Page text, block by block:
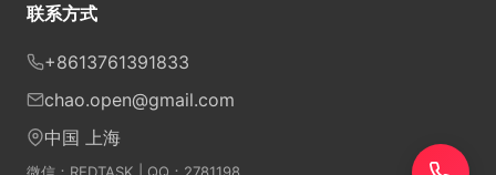
联系方式
+8613761391833
chao.open@gmail.com
中国 上海
微信：REDTASK | QQ：2781198